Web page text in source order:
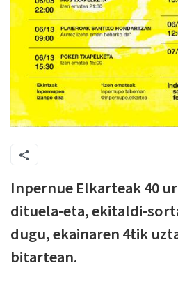
Inpernue Elkarteak 40
dituela-eta, ekitaldi-
dugu, ekainaren 4tik
bitartean.